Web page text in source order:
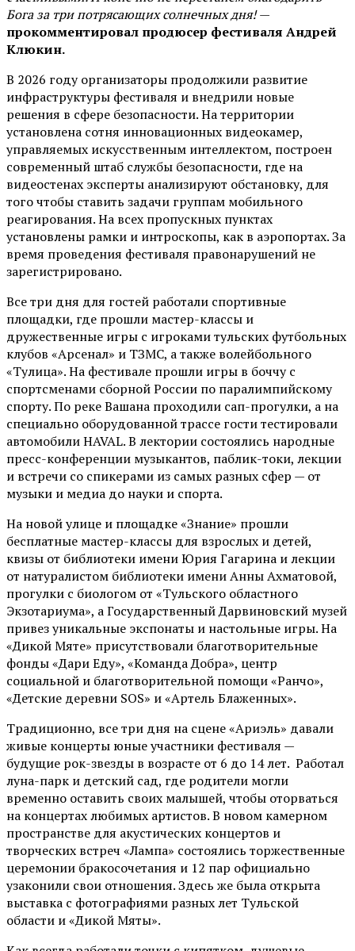
Бога за три потрясающих солнечных дня!—
прокомментировал продюсер фестиваля Андрей
Клюкин.
В 2026 году организаторы продолжили развитие
инфраструктуры фестиваля и внедрили новые
решения в сфере безопасности. На территории
установлена сотня инновационных видеокамер,
управляемых искусственным интеллектом, построен
современный штаб службы безопасности, где на
видеостенах эксперты анализируют обстановку, для
того чтобы ставить задачи группам мобильного
реагирования. На всех пропускных пунктах
установлены рамки и интроскопы, как в аэропортах. За
время проведения фестиваля правонарушений не
зарегистрировано.
Все три дня для гостей работали спортивные
площадки, где прошли мастер-классы и
дружественные игры с игроками тульских футбольных
клубов «Арсенал» и ТЗМС, а также волейбольного
«Тулица». На фестивале прошли игры в боччу с
спортсменами сборной России по паралимпийскому
спорту. По реке Вашана проходили сап-прогулки, а на
специально оборудованной трассе гости тестировали
автомобили HAVAL. В лектории состоялись народные
пресс-конференции музыкантов, паблик-токи, лекции
и встречи со спикерами из самых разных сфер — от
музыки и медиа до науки и спорта.
На новой улице и площадке «Знание» прошли
бесплатные мастер-классы для взрослых и детей,
квизы от библиотеки имени Юрия Гагарина и лекции
от натуралистом библиотеки имени Анны Ахматовой,
прогулки с биологом от «Тульского областного
Экзотариума», а Государственный Дарвиновский музей
привез уникальные экспонаты и настольные игры. На
«Дикой Мяте» присутствовали благотворительные
фонды «Дари Еду», «Команда Добра», центр
социальной и благотворительной помощи «Ранчо»,
«Детские деревни SOS» и «Артель Блаженных».
Традиционно, все три дня на сцене«Ариэль» давали
живые концерты юные участники фестиваля —
будущие рок-звезды в возрасте от 6 до 14 лет. Работал
луна-парк и детский сад, где родители могли
временно оставить своих малышей, чтобы оторваться
на концертах любимых артистов. В новом камерном
пространстве для акустических концертов и
творческих встреч «Лампа» состоялись торжественные
церемонии бракосочетания и 12 пар официально
узаконили свои отношения. Здесь же была открыта
выставка с фотографиями разных лет Тульской
области и «Дикой Мяты».